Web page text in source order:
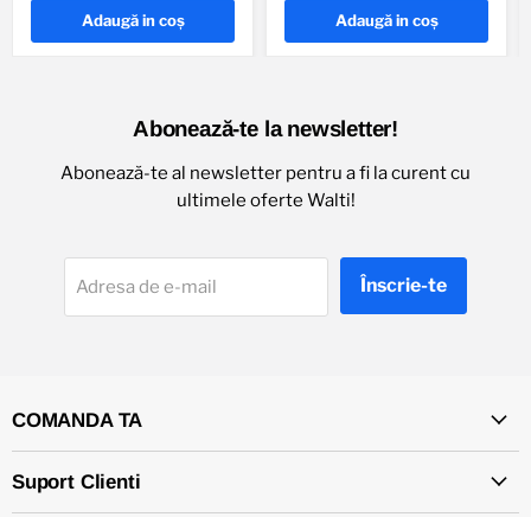
Adaugă in coş Adaugă in coş
Abonează-te la newsletter!
Abonează-te al newsletter pentru a fi la curent cu
ultimele oferte Walti!
Adresa de e-mail Înscrie-te
COMANDA TA
Suport Clienti